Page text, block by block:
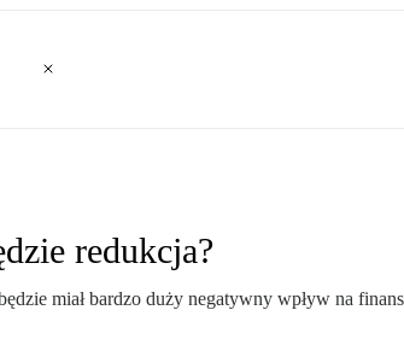
redukcja?
miał bardzo duży negatywny wpływ na